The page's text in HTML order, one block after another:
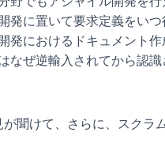
発に置いて要求定義をい
発におけるドキュメント作
なぜ逆輸入されてから認
聞けて、さらに、スクラ